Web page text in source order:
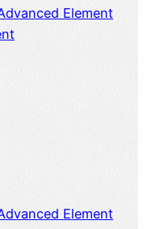
Element
Element